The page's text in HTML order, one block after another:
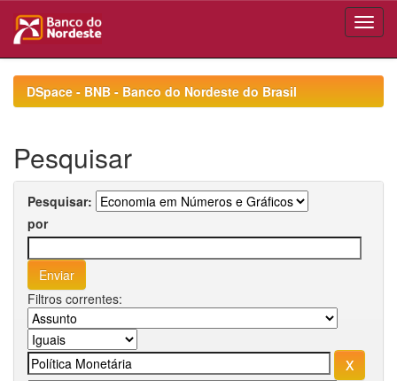
navigationDSpace - BNB - Banco do Nordeste do Brasil
Pesquisar
Pesquisar:
por
Filtros correntes: